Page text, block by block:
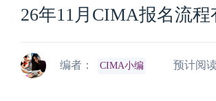
26年11月CIMA报名流
编者： CIMA小编 预计阅